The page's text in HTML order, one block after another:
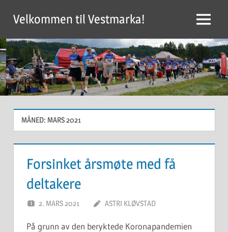
content
Velkommen til Vestmarka! Menu
MÅNED: MARS 2021
Forsinket årsmøte med få
deltakere
2. MARS 2021 ASTRI KLØVSTAD
På grunn av den beryktede Koronapandemien